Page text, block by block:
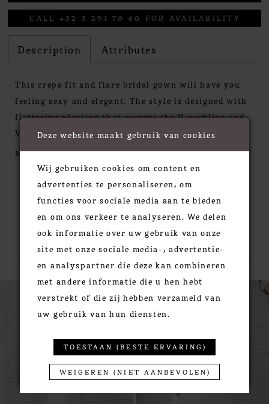
CALL +32 3 291 70 60 FOR AVAILABILITY
Description Attributes
This crepe fit and flare bridal gown will have you
feeling sexy and elegant. The style is designed with
flattering pleating that accents the V-neckline and
V-back to create a beautiful fit on all shapes and
sizes. The pleating continues down the skirt,
hugging the body along the way, and is met with a
seductive slit for a flirty show of skin. The on-trend
puff sleeves add a stylish touch while covered
buttons to the end of the chapel length train finish
it off. For more of a classic look, this style can also
be ordered without the slit.
MORE
RELATED PRODUCTS
Products
Carousel
PAUSE AUTOPLAY
PREVIOUS SLIDE
NEXT SLIDE
Deze website maakt gebruik van cookies
Wij gebruiken cookies om content en
advertenties te personaliseren, om
functies voor sociale media aan te bieden
en om ons verkeer te analyseren. We delen
ook informatie over uw gebruik van onze
site met onze sociale media-, advertentie-
en analyspartner die deze kan combineren
met andere informatie die u hen hebt
verstrekt of die zij hebben verzameld van
uw gebruik van hun diensten.
TOESTAAN (BESTE ERVARING)
WEIGEREN (NIET AANBEVOLEN)